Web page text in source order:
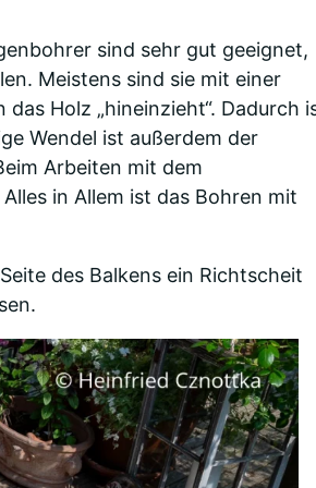
sind sehr gut geeignet,
Meistens sind sie mit einer
Holz „hineinzieht“. Dadurch
Wendel ist außerdem der
Arbeiten mit dem
in Allem ist das Bohren mit
des Balkens ein Richtscheit